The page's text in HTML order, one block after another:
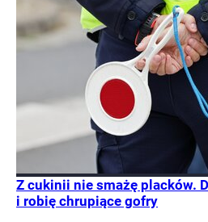
Z cukinii nie smażę placków.
i robię chrupiące gofry